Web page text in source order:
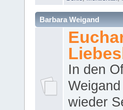
Barbara Weigand
In den
wieder